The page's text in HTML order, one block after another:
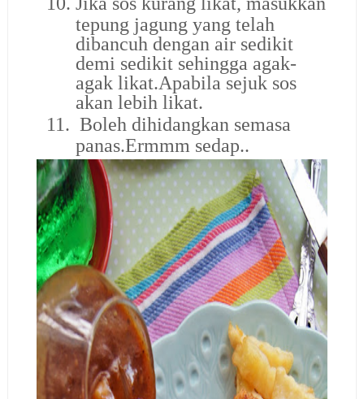
tepung jagung yang telah
dibancuh dengan air sedikit
demi sedikit sehingga agak-
agak likat.Apabila sejuk sos
akan lebih likat.
11. Boleh dihidangkan semasa
panas.Ermmm sedap..